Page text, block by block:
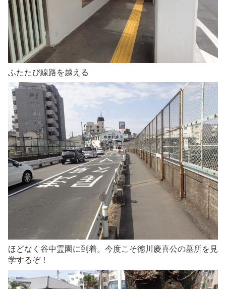
ふたたび線路を越える
ほどなく谷中霊園に到着。今度こそ徳川慶喜公の墓所を見
学するぞ！